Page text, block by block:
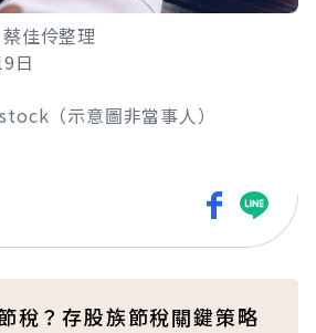
佳伶整理
日
（示意圖非當事人）
稅？存股族節稅關鍵策略